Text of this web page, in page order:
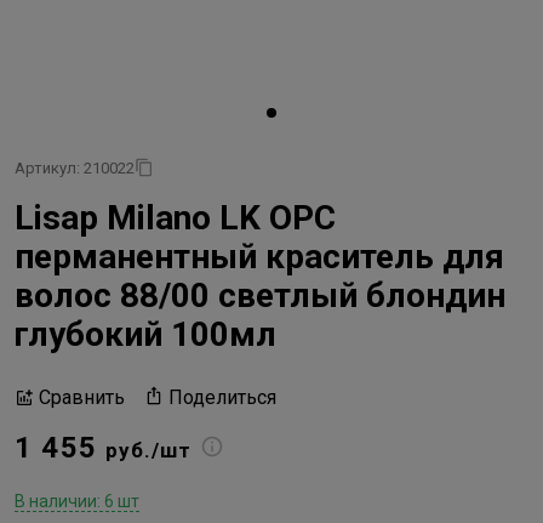
Артикул: 210022
Lisap Milano LK OPC
перманентный краситель для
волос 88/00 светлый блондин
глубокий 100мл
Сравнить Поделиться
1 455 руб./шт
В наличии: 6 шт